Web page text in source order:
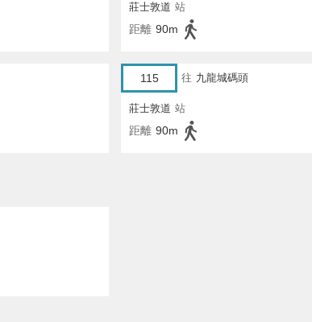
莊士敦道 站
距離 90m
115 往 九龍城碼頭
莊士敦道 站
距離 90m